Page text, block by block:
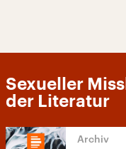
Sexueller
der Literatur